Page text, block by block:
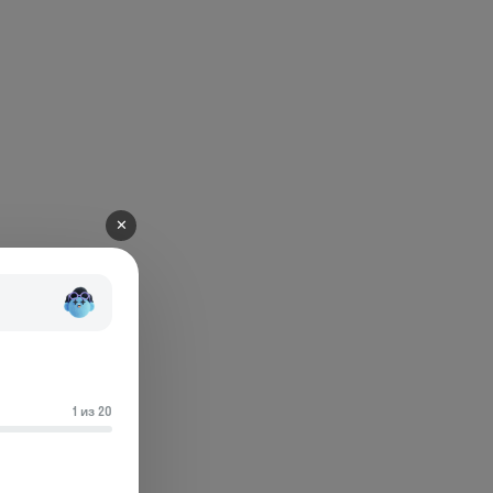
✕
1 из 20